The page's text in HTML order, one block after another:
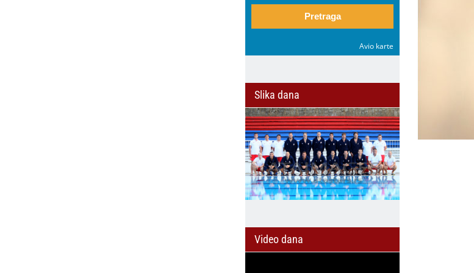
Pretraga
Avio karte
Slika dana
Video dana